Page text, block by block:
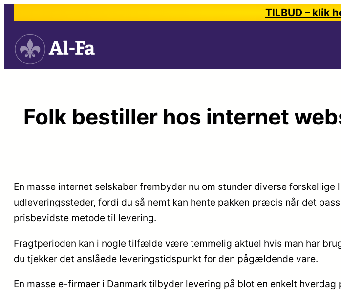
indhold
TILBUD – klik
Folk bestiller hos internet
En masse internet selskaber frembyder nu om stunder diverse
udleveringssteder, fordi du så nemt kan hente pakken præcis når det
prisbevidste metode til levering.
Fragtperioden kan i nogle tilfælde være temmelig aktuel hvis man har
du tjekker det anslåede leveringstidspunkt for den pågældende vare.
En masse e-firmaer i Danmark tilbyder levering på blot en enkelt